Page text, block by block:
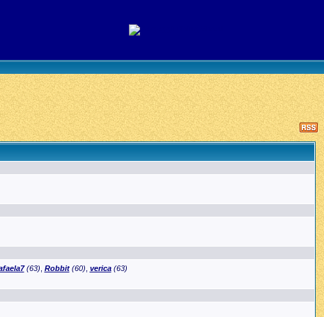
(63), Robbit(60), verica(63)